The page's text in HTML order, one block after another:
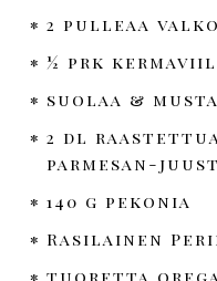
2 pulleaa
½ prk
suolaa &
2 dl
parmesan-
140 g pekonia
Rasilainen